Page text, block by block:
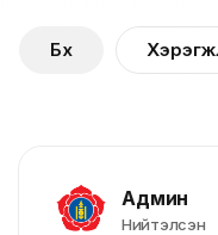
Бүх
Админ
Нийтэлсэн